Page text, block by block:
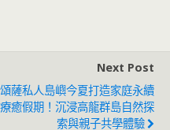
Next Post
頌薩私人島嶼今夏打造家庭永續
療癒假期！沉浸高龍群島自然探
索與親子共學體驗